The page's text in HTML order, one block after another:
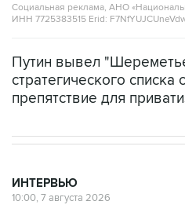
Социальная реклама, АНО
ИНН 7725383515 Erid:
Путин вывел
стратегического списка
препятствие для
ИНТЕРВЬЮ
10:00, 7 августа 2026